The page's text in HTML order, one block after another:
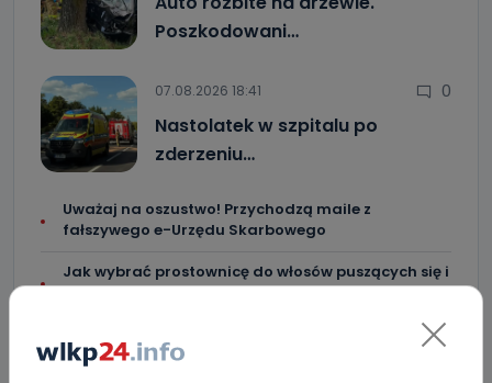
Poszkodowani…
07.08.2026 18:41 0
Nastolatek w szpitalu po
zderzeniu…
Uważaj na oszustwo! Przychodzą maile z
fałszywego e-Urzędu Skarbowego
Jak wybrać prostownicę do włosów puszących się i
elektryzujących?
komunikat sanepidu